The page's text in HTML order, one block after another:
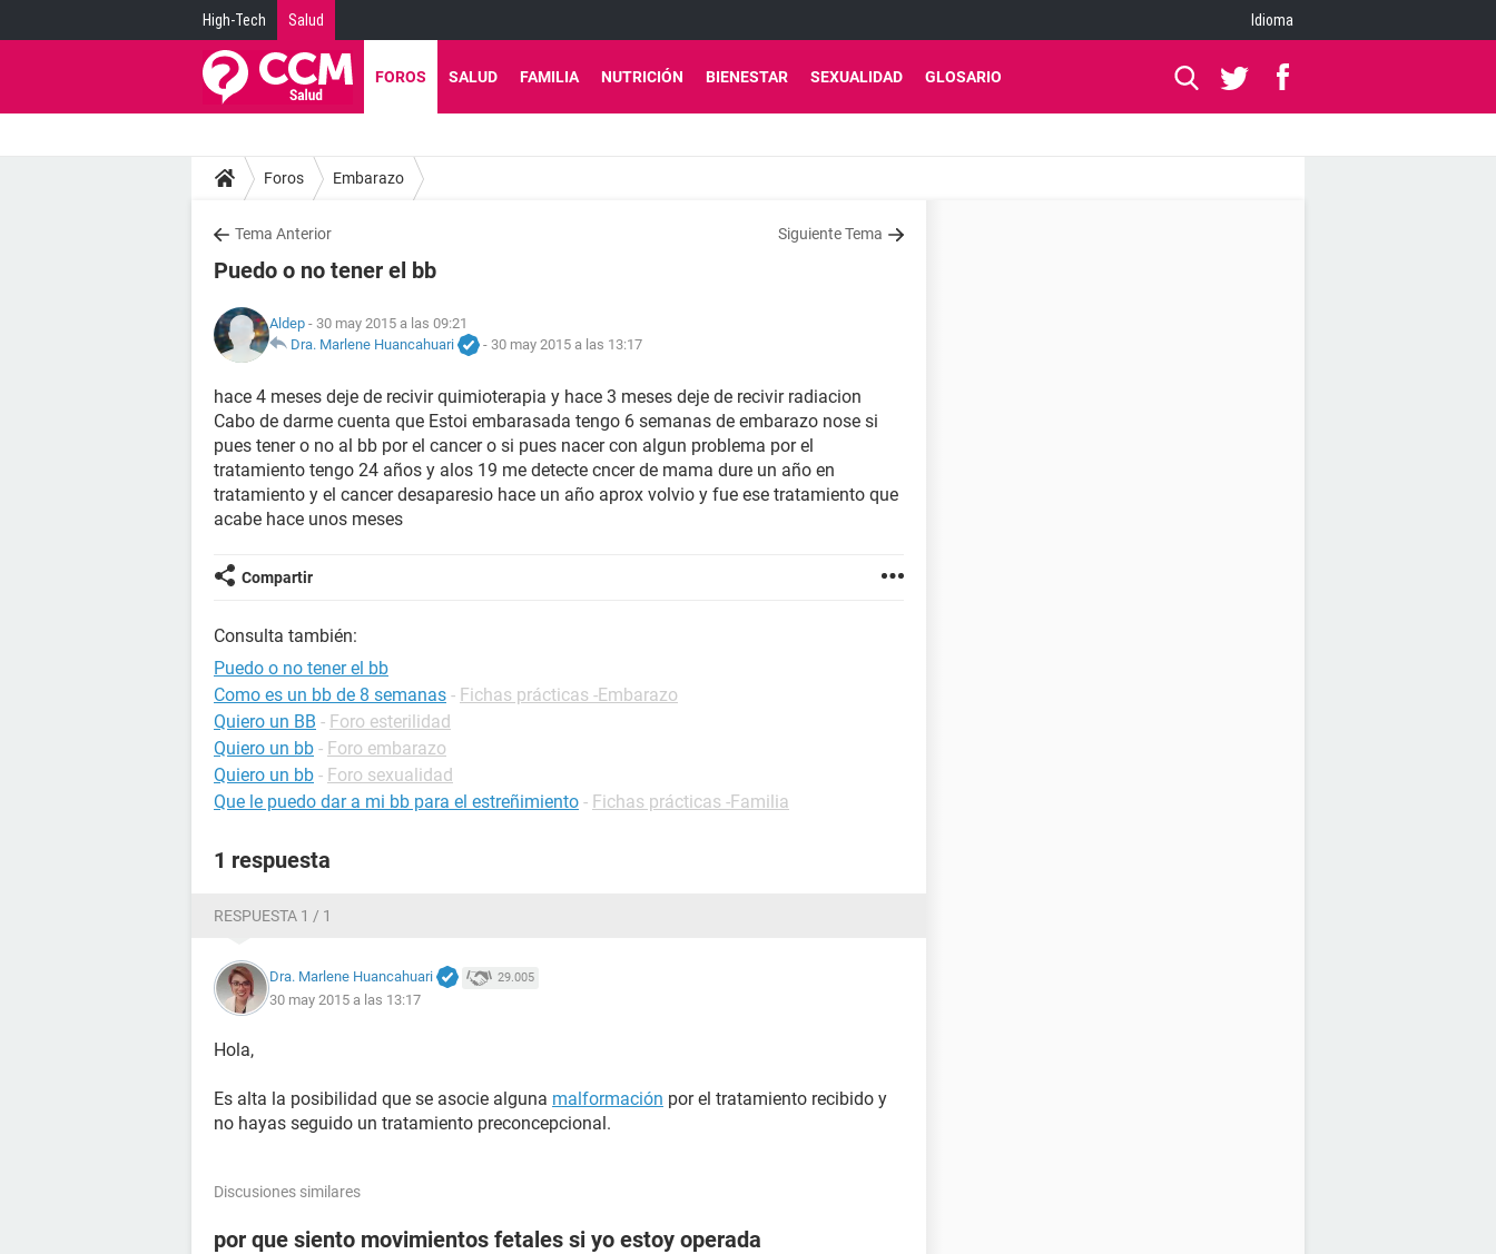
High-Tech Salud Idioma
FOROS SALUD FAMILIA NUTRICIÓN BIENESTAR SEXUALIDAD GLOSARIO
Foros Embarazo
Tema Anterior Siguiente Tema
Puedo o no tener el bb
Aldep - 30 may 2015 a las 09:21
Dra. Marlene Huancahuari
- 30 may 2015 a las 13:17
hace 4 meses deje de recivir quimioterapia y hace 3 meses deje de recivir radiacion
Cabo de darme cuenta que Estoi embarasada tengo 6 semanas de embarazo nose si
pues tener o no al bb por el cancer o si pues nacer con algun problema por el
tratamiento tengo 24 años y alos 19 me detecte cncer de mama dure un año en
tratamiento y el cancer desaparesio hace un año aprox volvio y fue ese tratamiento que
acabe hace unos meses
Compartir
Consulta también:
Puedo o no tener el bb
Como es un bb de 8 semanas - Fichas prácticas -Embarazo
Quiero un BB - Foro esterilidad
Quiero un bb - Foro embarazo
Quiero un bb - Foro sexualidad
Que le puedo dar a mi bb para el estreñimiento - Fichas prácticas -Familia
1 respuesta
RESPUESTA 1 / 1
Dra. Marlene Huancahuari 29.005
30 may 2015 a las 13:17
Hola,
Es alta la posibilidad que se asocie alguna malformación por el tratamiento recibido y
no hayas seguido un tratamiento preconcepcional.
Discusiones similares
por que siento movimientos fetales si yo estoy operada